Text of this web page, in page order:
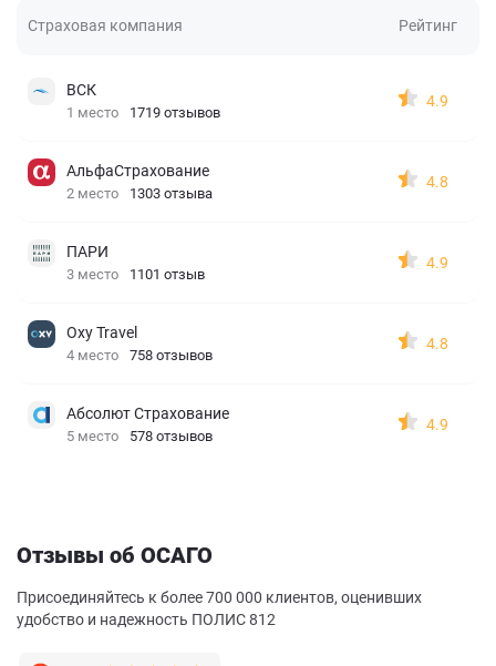
Страховая компания Рейтинг
ВСК
1 место 1719 отзывов
4.9
АльфаСтрахование
2 место 1303 отзыва
4.8
ПАРИ
3 место 1101 отзыв
4.9
Oxy Travel
4 место 758 отзывов
4.8
Абсолют Страхование
5 место 578 отзывов
4.9
Отзывы об ОСАГО
Присоединяйтесь к более 700 000 клиентов, оценивших
удобство и надежность ПОЛИС 812